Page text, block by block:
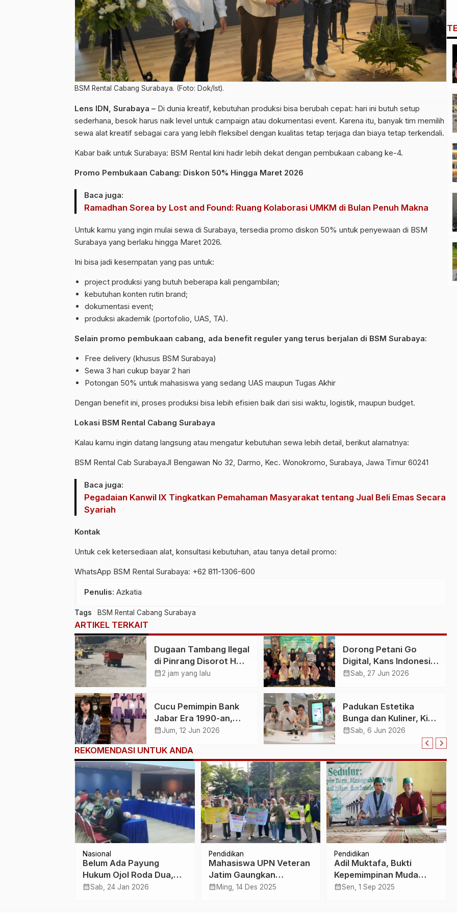
BSM Rental Cabang Surabaya. (Foto: Dok/Ist).
Lens IDN, Surabaya – Di dunia kreatif, kebutuhan produksi bisa berubah cepat: hari ini butuh setup
sederhana, besok harus naik level untuk campaign atau dokumentasi event. Karena itu, banyak tim memilih
sewa alat kreatif sebagai cara yang lebih fleksibel dengan kualitas tetap terjaga dan biaya tetap terkendali.
Kabar baik untuk Surabaya: BSM Rental kini hadir lebih dekat dengan pembukaan cabang ke-4.
Promo Pembukaan Cabang: Diskon 50% Hingga Maret 2026
Baca juga:
Ramadhan Sorea by Lost and Found: Ruang Kolaborasi UMKM di Bulan Penuh Makna
Untuk kamu yang ingin mulai sewa di Surabaya, tersedia promo diskon 50% untuk penyewaan di BSM
Surabaya yang berlaku hingga Maret 2026.
Ini bisa jadi kesempatan yang pas untuk:
project produksi yang butuh beberapa kali pengambilan;
kebutuhan konten rutin brand;
dokumentasi event;
produksi akademik (portofolio, UAS, TA).
Selain promo pembukaan cabang, ada benefit reguler yang terus berjalan di BSM Surabaya:
Free delivery (khusus BSM Surabaya)
Sewa 3 hari cukup bayar 2 hari
Potongan 50% untuk mahasiswa yang sedang UAS maupun Tugas Akhir
Dengan benefit ini, proses produksi bisa lebih efisien baik dari sisi waktu, logistik, maupun budget.
Lokasi BSM Rental Cabang Surabaya
Kalau kamu ingin datang langsung atau mengatur kebutuhan sewa lebih detail, berikut alamatnya:
BSM Rental Cab SurabayaJl Bengawan No 32, Darmo, Kec. Wonokromo, Surabaya, Jawa Timur 60241
Baca juga:
Pegadaian Kanwil IX Tingkatkan Pemahaman Masyarakat tentang Jual Beli Emas Secara
Syariah
Kontak
Untuk cek ketersediaan alat, konsultasi kebutuhan, atau tanya detail promo:
WhatsApp BSM Rental Surabaya: +62 811-1306-600
Penulis: Azkatia
Tags BSM Rental Cabang Surabaya
ARTIKEL TERKAIT
Dugaan Tambang Ilegal
di Pinrang Disorot HMI,
Dampak Lingkungan
calendar_month2 jam yang lalu
Dorong Petani Go
Digital, Kans Indonesia
dan Hibah Jarpak Gita
Marketing
calendar_monthSab, 27 Jun 2026
Cucu Pemimpin Bank
Jabar Era 1990-an,
Nida Ghaida F Siap
Ekonomi Kreatif Jawa
Barat
calendar_monthJum, 12 Jun 2026
Padukan Estetika
Bunga dan Kuliner, Kiri
Matcha Resmi Hadir
Sebagai Kafe Matcha
Berkonsep Floral di
Indonesia
calendar_monthSab, 6 Jun 2026
REKOMENDASI UNTUK ANDA
Nasional
Belum Ada Payung
Hukum Ojol Roda Dua,
Komdigi Akui
calendar_monthSab, 24 Jan 2026
Pendidikan
Mahasiswa UPN Veteran
Jatim Gaungkan
Modernisasi Beragama di
calendar_month Ming, 14 Des 2025
Pendidikan
Adil Muktafa, Bukti
Kepemimpinan Muda
yang Menggerakkan HMI
calendar_monthSen, 1 Sep 2025